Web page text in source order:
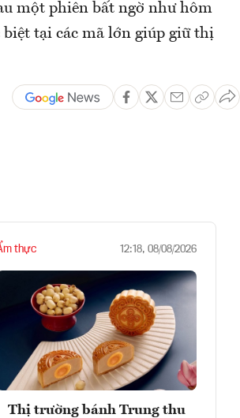
một phiên bất ngờ như hôm
biệt tại các mã lớn giúp giữ thị
thực 12:18, 08/08/2026
Thị trường bánh Trung thu